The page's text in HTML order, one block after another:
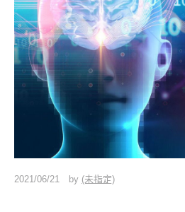
2021/06/21 by (未指定)